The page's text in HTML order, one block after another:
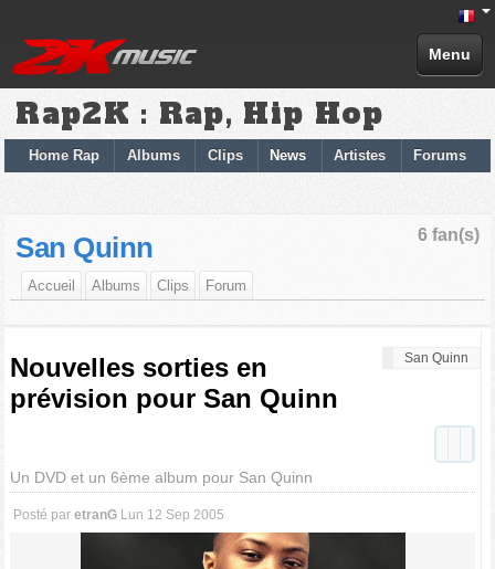
Menu
Rap2K : Rap, Hip Hop
Home Rap Albums Clips News Artistes Forums
6 fan(s)
San Quinn
Accueil Albums Clips Forum
San Quinn
Nouvelles sorties en
prévision pour San Quinn
Un DVD et un 6ème album pour San Quinn
Posté paretranG Lun 12 Sep 2005